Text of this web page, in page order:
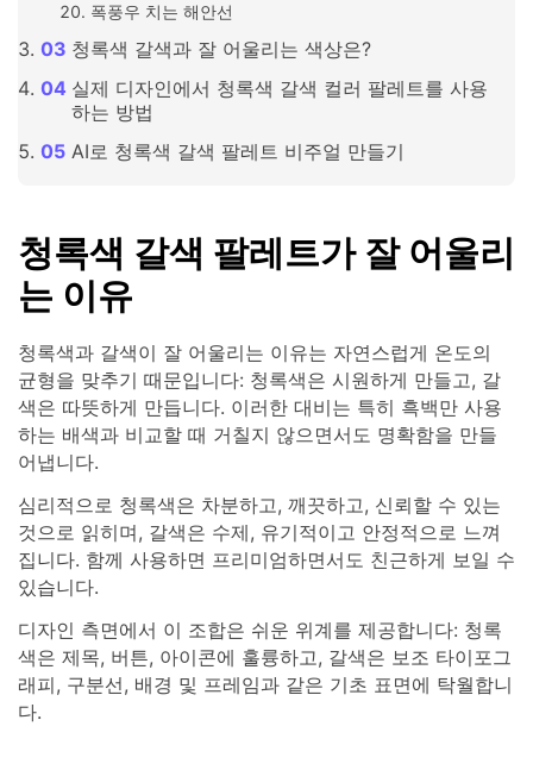
폭풍우 치는 해안선
청록색 갈색과 잘 어울리는 색상은?
실제 디자인에서 청록색 갈색 컬러 팔레트를 사용
하는 방법
AI로 청록색 갈색 팔레트 비주얼 만들기
청록색 갈색 팔레트가 잘 어울리
는 이유
청록색과 갈색이 잘 어울리는 이유는 자연스럽게 온도의
균형을 맞추기 때문입니다: 청록색은 시원하게 만들고, 갈
색은 따뜻하게 만듭니다. 이러한 대비는 특히 흑백만 사용
하는 배색과 비교할 때 거칠지 않으면서도 명확함을 만들
어냅니다.
심리적으로 청록색은 차분하고, 깨끗하고, 신뢰할 수 있는
것으로 읽히며, 갈색은 수제, 유기적이고 안정적으로 느껴
집니다. 함께 사용하면 프리미엄하면서도 친근하게 보일 수
있습니다.
디자인 측면에서 이 조합은 쉬운 위계를 제공합니다: 청록
색은 제목, 버튼, 아이콘에 훌륭하고, 갈색은 보조 타이포그
래피, 구분선, 배경 및 프레임과 같은 기초 표면에 탁월합니
다.